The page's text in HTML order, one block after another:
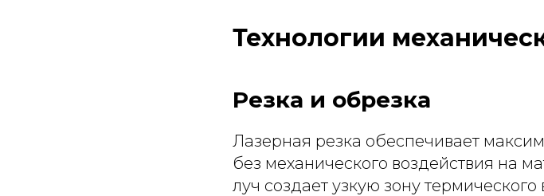
Технологии
Резка и обрезка
Лазерная резка обеспечивает
без механического воздействия на
луч создает узкую зону